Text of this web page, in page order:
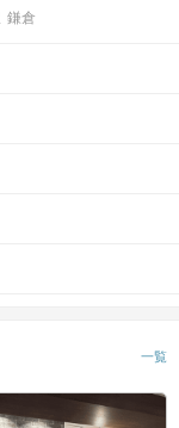
鎌倉
一覧